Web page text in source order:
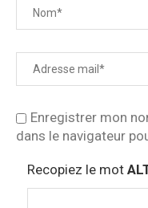
Enregistrer mon
dans le navigateur
Recopiez le mot